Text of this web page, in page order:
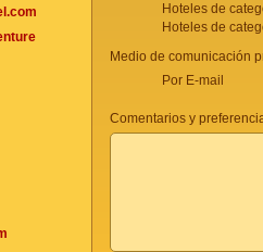
Hoteles de
Hoteles de
Medio de comunicación
Por E-mail
Comentarios y